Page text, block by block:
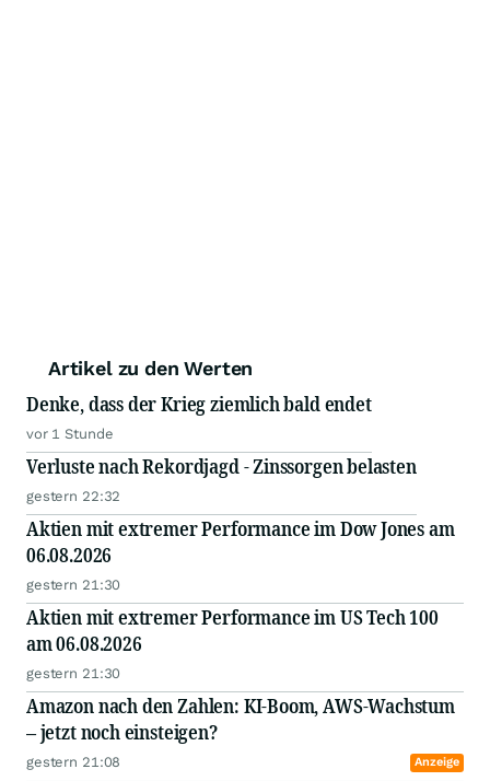
Artikel zu den Werten
Denke, dass der Krieg ziemlich bald endet
vor 1 Stunde
Verluste nach Rekordjagd - Zinssorgen belasten
gestern 22:32
Aktien mit extremer Performance im Dow Jones am
06.08.2026
gestern 21:30
Aktien mit extremer Performance im US Tech 100
am 06.08.2026
gestern 21:30
Amazon nach den Zahlen: KI-Boom, AWS-Wachstum
– jetzt noch einsteigen?
gestern 21:08 Anzeige